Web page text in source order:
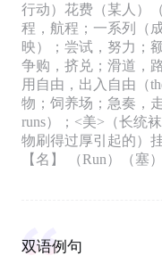
行动）花费（某人）
程，航程；一系列（
映）；尝试，努力；
争购，挤兑；滑道，
用自由，出入自由（
物；饲养场；急奏，
runs）；<美>（长统
物刷得过厚引起的）
【名】 （Run）（塞
双语例句